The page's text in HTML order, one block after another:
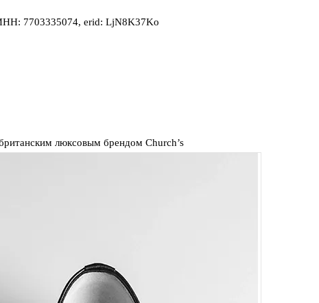
7703335074, erid: LjN8K37Ko
люксовым брендом Church’s